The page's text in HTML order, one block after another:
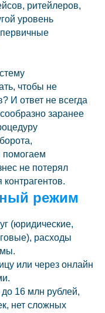
ритейлеров,
уровень
чтобы не
И ответ не всегда
заранее
помогаем
не потерял
режим
(юридические,
расходы
или через онлайн
16 млн рублей,
нет сложных